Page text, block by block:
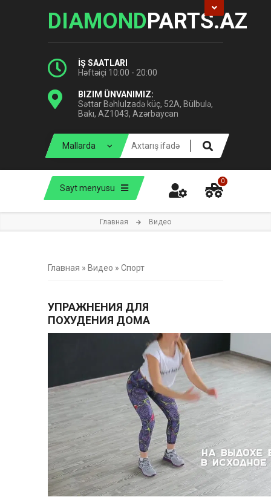
DIAMONDPARTS.AZ
İŞ SAATLARI
Həftəiçi 10:00 - 20:00
BIZIM ÜNVANIMIZ:
Səttar Bəhlulzadə küç, 52A, Bülbulə,
Bakı, AZ1043, Azərbaycan
Sayt menyusu
0
Главная Видео
Главная » Видео » Спорт
УПРАЖНЕНИЯ ДЛЯ
ПОХУДЕНИЯ ДОМА